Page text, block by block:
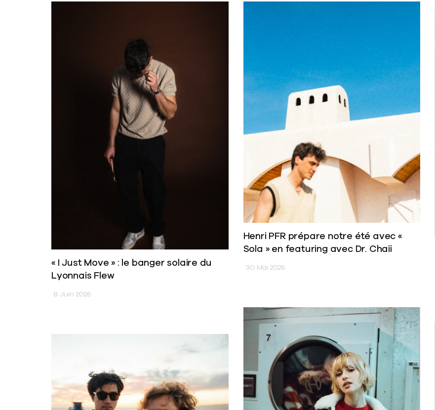
« I Just Move » : le banger solaire du
Lyonnais Flew
8 Juin 2026
Henri PFR prépare notre été avec «
Sola » en featuring avec Dr. Chaii
30 Mai 2026